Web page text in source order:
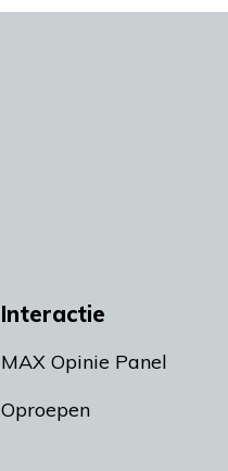
Interactie
MAX Opinie Panel
Oproepen